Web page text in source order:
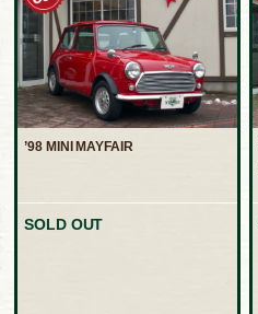
’98 MINI MAYFAIR
SOLD OUT